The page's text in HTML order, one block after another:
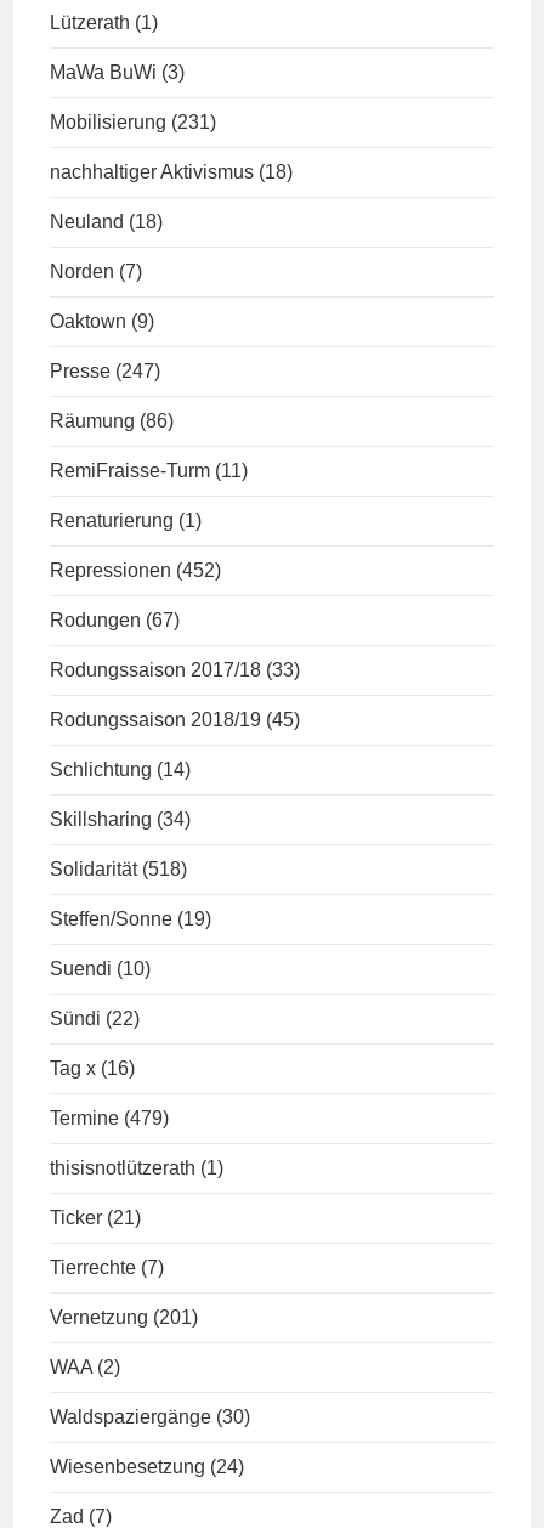
Lützerath (1)
MaWa BuWi (3)
Mobilisierung (231)
nachhaltiger Aktivismus (18)
Neuland (18)
Norden (7)
Oaktown (9)
Presse (247)
Räumung (86)
RemiFraisse-Turm (11)
Renaturierung (1)
Repressionen (452)
Rodungen (67)
Rodungssaison 2017/18 (33)
Rodungssaison 2018/19 (45)
Schlichtung (14)
Skillsharing (34)
Solidarität (518)
Steffen/Sonne (19)
Suendi (10)
Sündi (22)
Tag x (16)
Termine (479)
thisisnotlützerath (1)
Ticker (21)
Tierrechte (7)
Vernetzung (201)
WAA (2)
Waldspaziergänge (30)
Wiesenbesetzung (24)
Zad (7)